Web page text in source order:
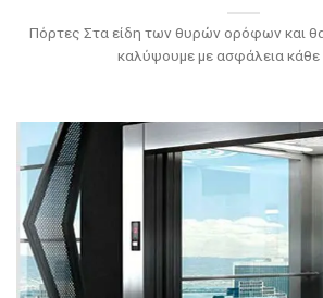
Πόρτες Στα είδη των θυρών ορόφων και
καλύψουμε με ασφάλεια κάθε